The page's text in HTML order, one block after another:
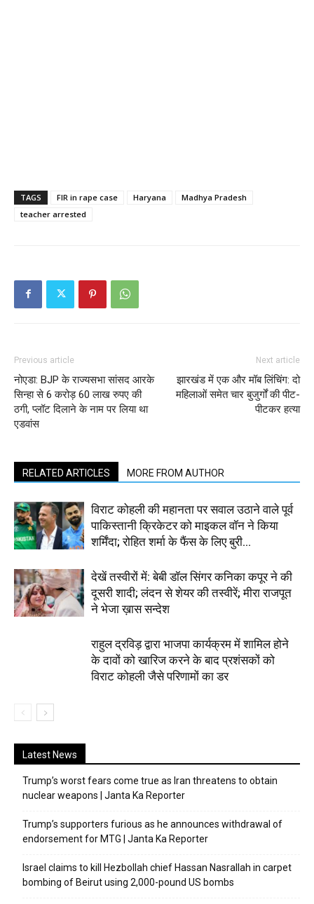
TAGS FIR in rape case Haryana
Madhya Pradesh
teacher arrested
Previous article
नोएडा: BJP के राज्यसभा सांसद आरके
सिन्हा से 6 करोड़ 60 लाख रुपए की
ठगी, प्लॉट दिलाने के नाम पर लिया था
एडवांस
Next article
झारखंड में एक और मॉब लिंचिंग: दो
महिलाओं समेत चार बुजुर्गों की पीट-
पीटकर हत्या
RELATED ARTICLES MORE FROM AUTHOR
विराट कोहली की महानता पर सवाल उठाने वाले पूर्व
पाकिस्तानी क्रिकेटर को माइकल वॉन ने किया
शर्मिंदा; रोहित शर्मा के फैंस के लिए बुरी...
देखें तस्वीरों में: बेबी डॉल सिंगर कनिका कपूर ने की
दूसरी शादी; लंदन से शेयर की तस्वीरें; मीरा राजपूत
ने भेजा ख़ास सन्देश
राहुल द्रविड़ द्वारा भाजपा कार्यक्रम में शामिल होने
के दावों को खारिज करने के बाद प्रशंसकों को
विराट कोहली जैसे परिणामों का डर
Latest News
Trump’s worst fears come true as Iran threatens to obtain
nuclear weapons | Janta Ka Reporter
Trump’s supporters furious as he announces withdrawal of
endorsement for MTG | Janta Ka Reporter
Israel claims to kill Hezbollah chief Hassan Nasrallah in carpet
bombing of Beirut using 2,000-pound US bombs